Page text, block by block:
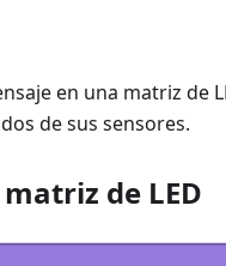
en una matriz de
de sus sensores.
de LED